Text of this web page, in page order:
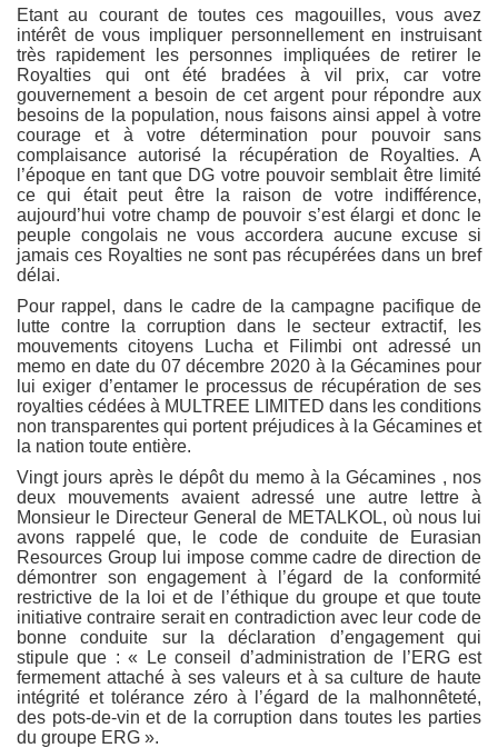
Etant au courant de toutes ces magouilles, vous avez
intérêt de vous impliquer personnellement en instruisant
très rapidement les personnes impliquées de retirer le
Royalties qui ont été bradées à vil prix, car votre
gouvernement a besoin de cet argent pour répondre aux
besoins de la population, nous faisons ainsi appel à votre
courage et à votre détermination pour pouvoir sans
complaisance autorisé la récupération de Royalties. A
l’époque en tant que DG votre pouvoir semblait être limité
ce qui était peut être la raison de votre indifférence,
aujourd’hui votre champ de pouvoir s’est élargi et donc le
peuple congolais ne vous accordera aucune excuse si
jamais ces Royalties ne sont pas récupérées dans un bref
délai.
Pour rappel, dans le cadre de la campagne pacifique de
lutte contre la corruption dans le secteur extractif, les
mouvements citoyens Lucha et Filimbi ont adressé un
memo en date du 07 décembre 2020 à la Gécamines pour
lui exiger d’entamer le processus de récupération de ses
royalties cédées à MULTREE LIMITED dans les conditions
non transparentes qui portent préjudices à la Gécamines et
la nation toute entière.
Vingt jours après le dépôt du memo à la Gécamines , nos
deux mouvements avaient adressé une autre lettre à
Monsieur le Directeur General de METALKOL, où nous lui
avons rappelé que, le code de conduite de Eurasian
Resources Group lui impose comme cadre de direction de
démontrer son engagement à l’égard de la conformité
restrictive de la loi et de l’éthique du groupe et que toute
initiative contraire serait en contradiction avec leur code de
bonne conduite sur la déclaration d’engagement qui
stipule que : « Le conseil d’administration de l’ERG est
fermement attaché à ses valeurs et à sa culture de haute
intégrité et tolérance zéro à l’égard de la malhonnêteté,
des pots-de-vin et de la corruption dans toutes les parties
du groupe ERG ».